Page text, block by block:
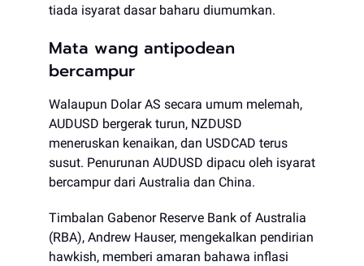
tiada isyarat dasar baharu diumumkan.
Mata wang antipodean
bercampur
Walaupun Dolar AS secara umum melemah,
AUDUSD bergerak turun, NZDUSD
meneruskan kenaikan, dan USDCAD terus
susut. Penurunan AUDUSD dipacu oleh isyarat
bercampur dari Australia dan China.
Timbalan Gabenor Reserve Bank of Australia
(RBA), Andrew Hauser, mengekalkan pendirian
hawkish, memberi amaran bahawa inflasi